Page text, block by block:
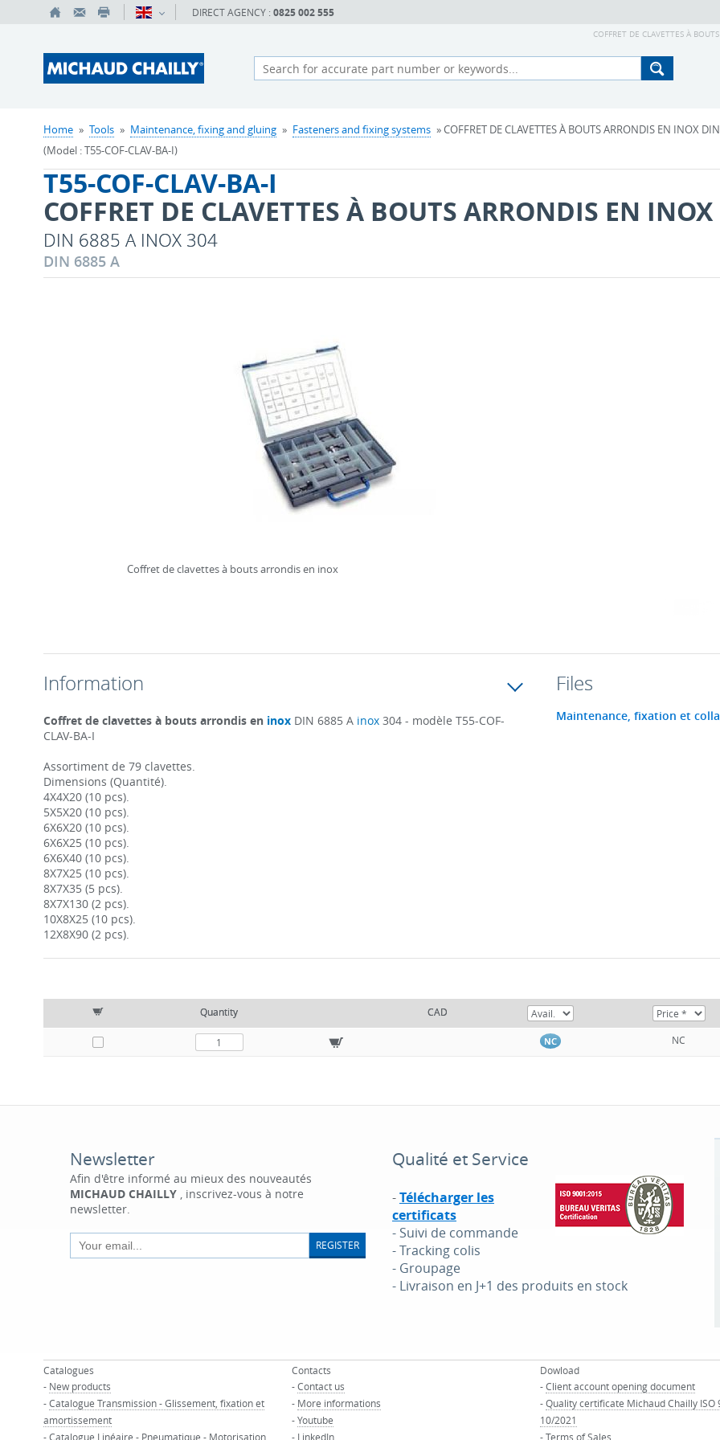
DIRECT AGENCY : 0825 002 555
COFFRET DE CLAVETTES À
Home » Tools » Maintenance, fixing and gluing » Fasteners and fixing systems » COFFRET DE CLAVETTES À BOUTS ARRONDIS EN INOX
(Model : T55-COF-CLAV-BA-I)
T55-COF-CLAV-BA-I
COFFRET DE CLAVETTES À BOUTS ARRONDIS EN INOX
DIN 6885 A INOX 304
DIN 6885 A
Coffret de clavettes à bouts arrondis en inox
Information
Coffret de clavettes à bouts arrondis en inoxDIN 6885 A inox304 - modèle T55-COF-
CLAV-BA-I
Assortiment de 79 clavettes.
Dimensions (Quantité).
4X4X20 (10 pcs).
5X5X20 (10 pcs).
6X6X20 (10 pcs).
6X6X25 (10 pcs).
6X6X40 (10 pcs).
8X7X25 (10 pcs).
8X7X35 (5 pcs).
8X7X130 (2 pcs).
10X8X25 (10 pcs).
12X8X90 (2 pcs).
Files
Maintenance, fixation et
Quantity CAD
NC NC
Newsletter
Afin d'être informé au mieux des nouveautés
MICHAUD CHAILLY, inscrivez-vous à notre
newsletter.
REGISTER
Qualité et Service
-Télécharger les
certificats
- Suivi de commande
- Tracking colis
- Groupage
- Livraison en J+1 des produits en stock
Catalogues
- New products
-Catalogue Transmission - Glissement, fixation et
amortissement
-Catalogue Linéaire - Pneumatique - Motorisation
Contacts
-Contact us
- More informations
-Youtube
- LinkedIn
Dowload
-Client account opening document
-Quality certificate Michaud Chailly ISO
10/2021
-Terms of Sales